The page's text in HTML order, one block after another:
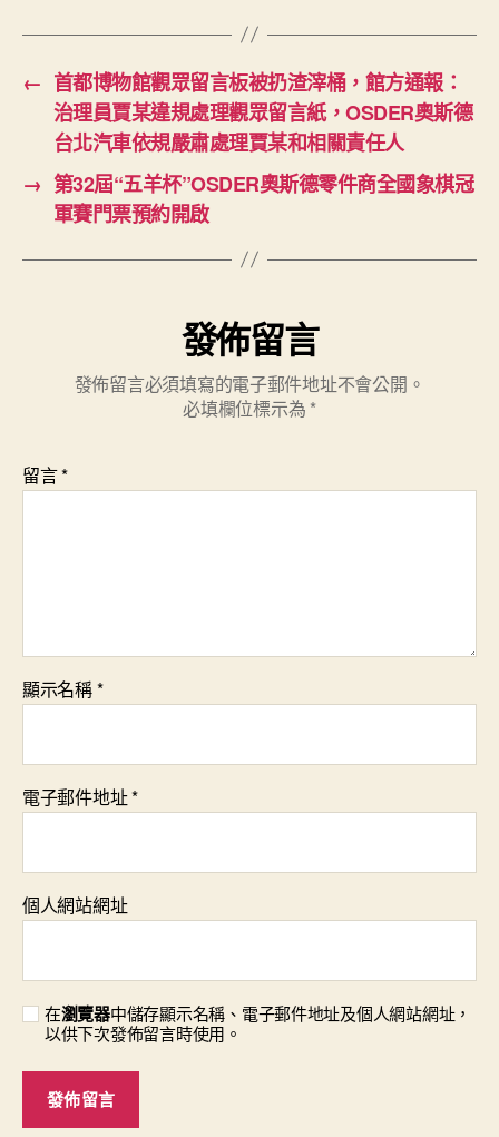
← 首都博物館觀眾留言板被扔渣滓桶，館方通報：
治理員賈某違規處理觀眾留言紙，OSDER奧斯德
台北汽車依規嚴肅處理賈某和相關責任人
→ 第32屆“五羊杯”OSDER奧斯德零件商全國象棋冠
軍賽門票預約開啟
發佈留言
發佈留言必須填寫的電子郵件地址不會公開。
必填欄位標示為 *
留言*
顯示名稱*
電子郵件地址*
個人網站網址
在瀏覽器中儲存顯示名稱、電子郵件地址及個人網站網址，
以供下次發佈留言時使用。